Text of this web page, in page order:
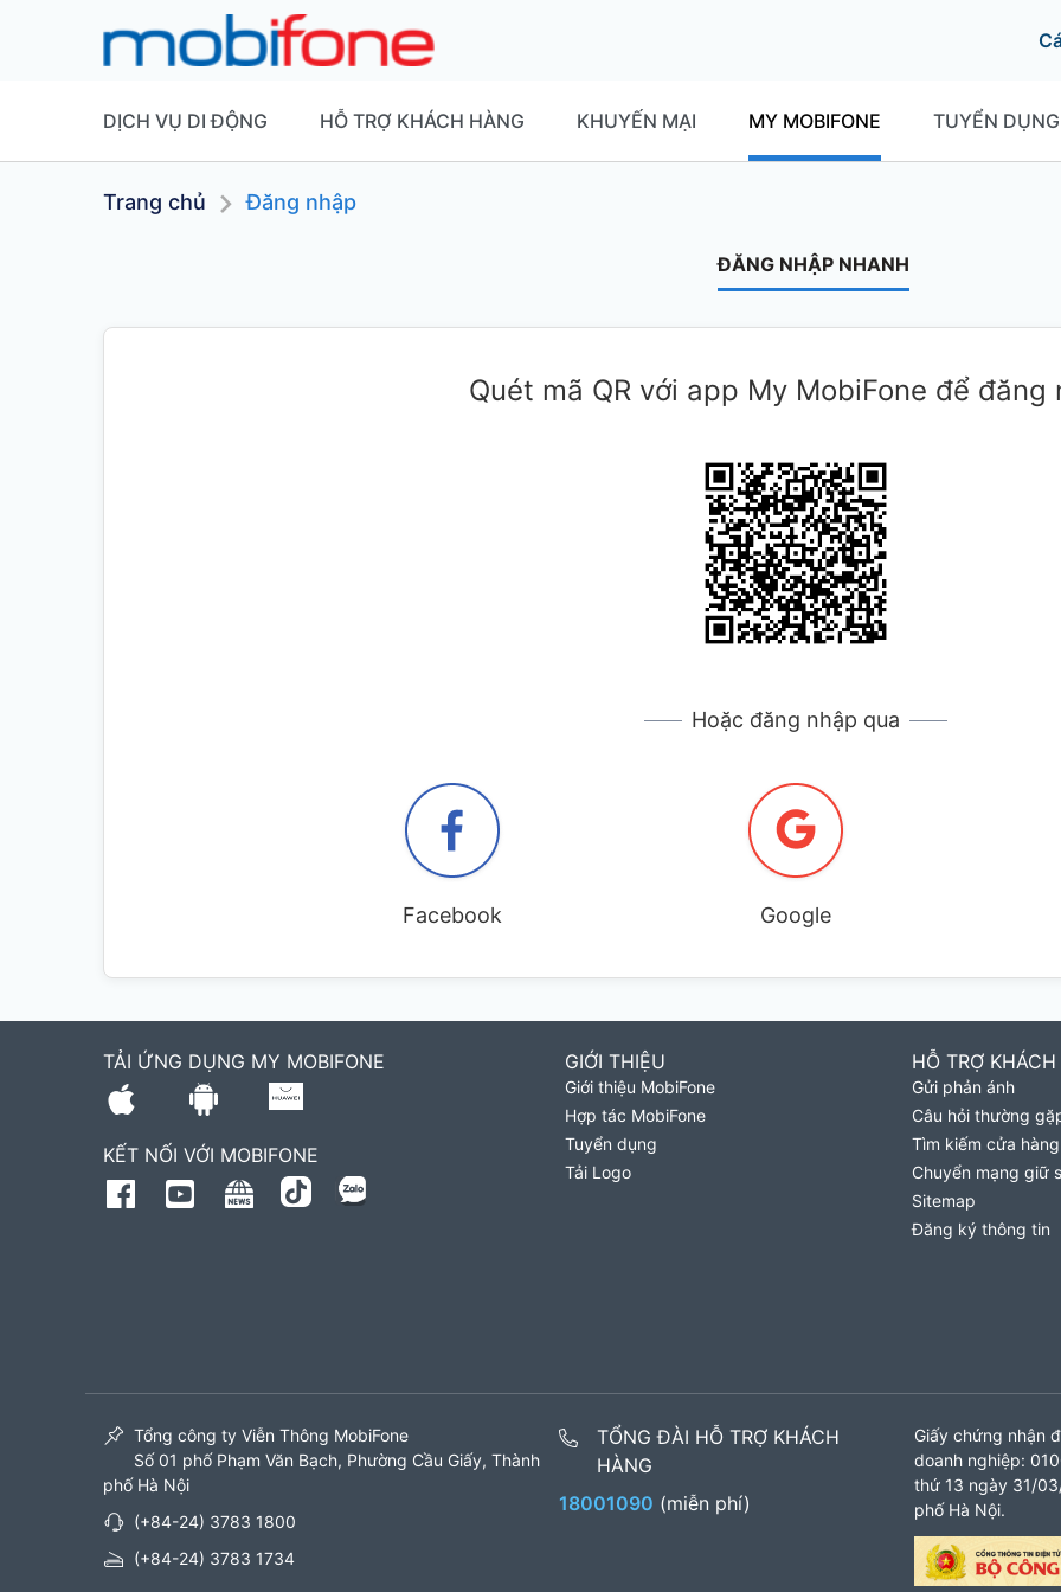
DỊCH VỤ DI ĐỘNG HỖ TRỢ KHÁCH HÀNG KHUYẾN MẠI MY MOBIFONE TUYỂN DỤNG
Trang chủ Đăng nhập
ĐĂNG NHẬP NHANH
Quét mã QR với app My MobiFone để đăng
Hoặc đăng nhập qua
Facebook Google
TẢI ỨNG DỤNG MY MOBIFONE
KẾT NỐI VỚI MOBIFONE
GIỚI THIỆU
Giới thiệu MobiFone
Hợp tác MobiFone
Tuyển dụng
Tải Logo
HỖ TRỢ
Gửi phản ánh
Câu hỏi thường
Tìm kiếm cửa hàng
Chuyển mạng giữ
Sitemap
Đăng ký thông tin
Tổng công ty Viễn Thông MobiFone
Số 01 phố Phạm Văn Bạch, Phường Cầu Giấy, Thành
phố Hà Nội
(+84-24) 3783 1800
(+84-24) 3783 1734
TỔNG ĐÀI HỖ TRỢ KHÁCH
HÀNG
18001090 (miễn phí)
Giấy chứng nhận
doanh nghiệp:
thứ 13 ngày 31/
phố Hà Nội.